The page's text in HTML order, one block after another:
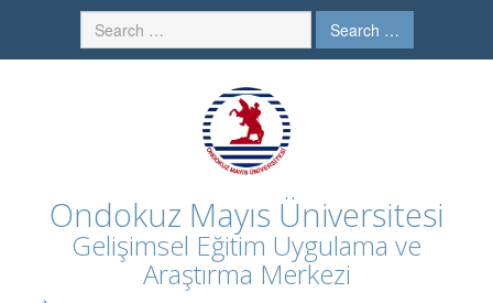
Search …
Ondokuz Mayıs Üniversitesi
Gelişimsel Eğitim Uygulama ve
Araştırma Merkezi